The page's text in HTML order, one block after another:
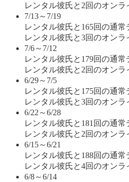
レンタル彼氏と2回のオンラ
7/13～7/19
レンタル彼氏と165回の通常
レンタル彼氏と3回のオンラ
7/6～7/12
レンタル彼氏と179回の通常
レンタル彼氏と2回のオンラ
6/29～7/5
レンタル彼氏と175回の通常
レンタル彼氏と3回のオンラ
6/22～6/28
レンタル彼氏と181回の通常
レンタル彼氏と2回のオンラ
6/15～6/21
レンタル彼氏と188回の通常
レンタル彼氏と4回のオンラ
6/8～6/14